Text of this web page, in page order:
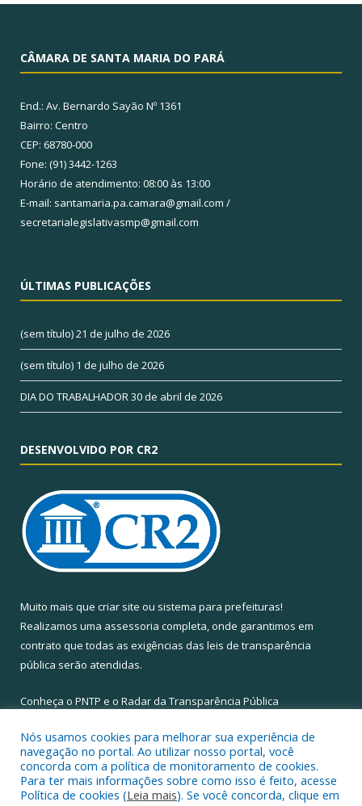
CÂMARA DE SANTA MARIA DO PARÁ
End.: Av. Bernardo Sayão Nº 1361
Bairro: Centro
CEP: 68780-000
Fone: (91) 3442-1263
Horário de atendimento: 08:00 às 13:00
E-mail: santamaria.pa.camara@gmail.com /
secretarialegislativasmp@gmail.com
ÚLTIMAS PUBLICAÇÕES
(sem título)21 de julho de 2026
(sem título) 1 de julho de 2026
DIA DO TRABALHADOR30 de abril de 2026
DESENVOLVIDO POR CR2
Muito mais que criar site ou sistema para prefeituras!
Realizamos uma assessoria completa, onde garantimos em
contrato que todas as exigências das leis de transparência
pública serão atendidas.
Conheça o PNTP e o Radar da Transparência Pública
Todos os direitos reservados a Câmara Municipal de Santa Maria
do Pará.
Nós usamos cookies para melhorar sua experiência de
navegação no portal. Ao utilizar nosso portal, você
concorda com a política de monitoramento de cookies.
Para ter mais informações sobre como isso é feito, acesse
Política de cookies (Leia mais). Se você concorda, clique em